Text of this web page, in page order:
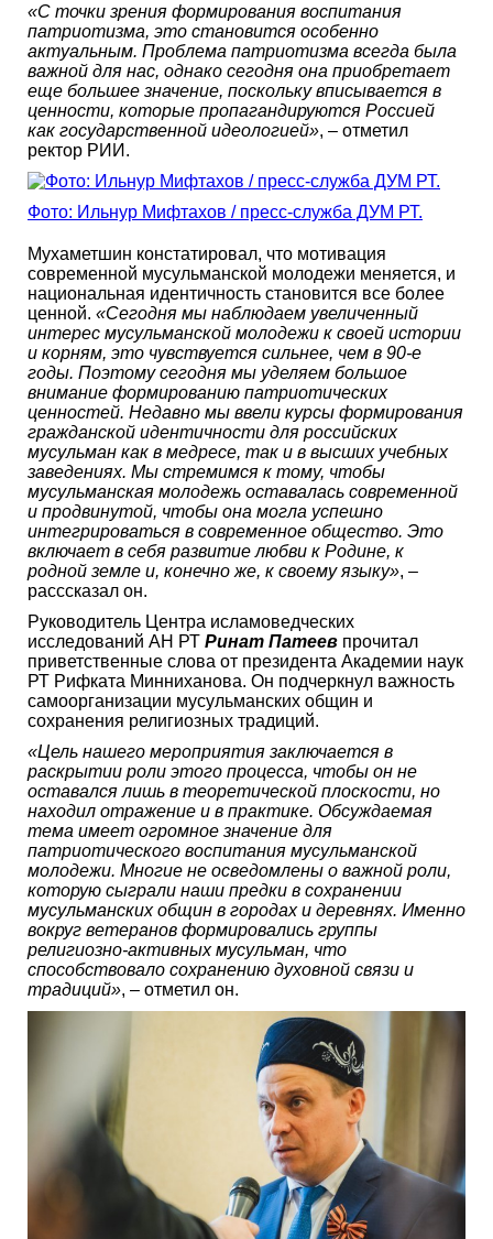
«С точки зрения формирования воспитания
патриотизма, это становится особенно
актуальным. Проблема патриотизма всегда была
важной для нас, однако сегодня она приобретает
еще большее значение, поскольку вписывается в
ценности, которые пропагандируются Россией
как государственной идеологией», – отметил
ректор РИИ.
Фото: Ильнур Мифтахов / пресс-служба ДУМ РТ.
Мухаметшин констатировал, что мотивация
современной мусульманской молодежи меняется, и
национальная идентичность становится все более
ценной. «Сегодня мы наблюдаем увеличенный
интерес мусульманской молодежи к своей истории
и корням, это чувствуется сильнее, чем в 90-е
годы. Поэтому сегодня мы уделяем большое
внимание формированию патриотических
ценностей. Недавно мы ввели курсы формирования
гражданской идентичности для российских
мусульман как в медресе, так и в высших учебных
заведениях. Мы стремимся к тому, чтобы
мусульманская молодежь оставалась современной
и продвинутой, чтобы она могла успешно
интегрироваться в современное общество. Это
включает в себя развитие любви к Родине, к
родной земле и, конечно же, к своему языку», –
расссказал он.
Руководитель Центра исламоведческих
исследований АН РТ Ринат Патеев прочитал
приветственные слова от президента Академии наук
РТ Рифката Минниханова. Он подчеркнул важность
самоорганизации мусульманских общин и
сохранения религиозных традиций.
«Цель нашего мероприятия заключается в
раскрытии роли этого процесса, чтобы он не
оставался лишь в теоретической плоскости, но
находил отражение и в практике. Обсуждаемая
тема имеет огромное значение для
патриотического воспитания мусульманской
молодежи. Многие не осведомлены о важной роли,
которую сыграли наши предки в сохранении
мусульманских общин в городах и деревнях. Именно
вокруг ветеранов формировались группы
религиозно-активных мусульман, что
способствовало сохранению духовной связи и
традиций», – отметил он.